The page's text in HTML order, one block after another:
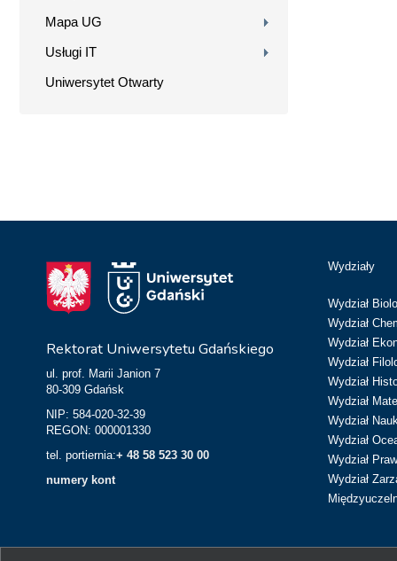
Mapa UG
Usługi IT
Uniwersytet Otwarty
Rektorat Uniwersytetu Gdańskiego
ul. prof. Marii Janion 7
80-309 Gdańsk
NIP: 584-020-32-39
REGON: 000001330
tel. portiernia:+ 48 58 523 30 00
numery kont
Wydziały
Wydział
Wydział
Wydział
Wydział
Wydział
Wydział
Wydział
Wydział
Wydział
Wydział